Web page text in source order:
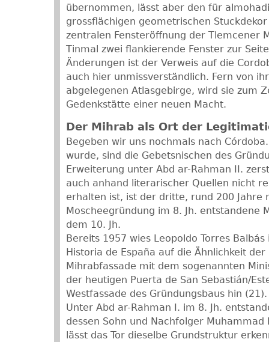
übernommen, lässt aber den für
grossflächigen geometrischen
zentralen Fensteröffnung der Tlemcener
Tinmal zwei flankierende Fenster zur
Änderungen ist der Verweis auf die
auch hier unmissverständlich. Fern von
abgelegenen Atlasgebirge, wird sie zum
Gedenkstätte einer neuen Macht.
Der Mihrab als Ort der
Begeben wir uns nochmals nach
wurde, sind die Gebetsnischen des
Erweiterung unter Abd ar-Rahman II.
auch anhand literarischer Quellen nicht
erhalten ist, ist der dritte, rund 200 Jahre
Moscheegründung im 8. Jh. entstandene
dem 10. Jh.
Bereits 1957 wies Leopoldo Torres
Historia de España auf die Ähnlichkeit
Mihrabfassade mit dem sogenannten
der heutigen Puerta de San Sebastián/
Westfassade des Gründungsbaus hin (21).
Unter Abd ar-Rahman I. im 8. Jh.
dessen Sohn und Nachfolger Muhammad
lässt das Tor dieselbe Grundstruktur